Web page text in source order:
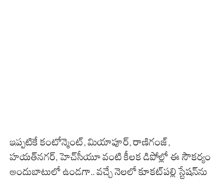
ఇప్పటికే కంటోన్మెంట్, మియాపూర్, రాణిగంజ్,
హయత్‌నగర్, హెచ్‌సీయూ వంటి కీలక డిపోల్లో ఈ సౌకర్యం
అందుబాటులో ఉండగా.. వచ్చే నెలలో కూకట్‌పల్లి స్టేషన్‌ను